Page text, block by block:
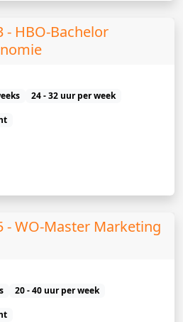
- HBO-Bachelor
24 - 32 uur per week
- WO-Master Marketing
20 - 40 uur per week